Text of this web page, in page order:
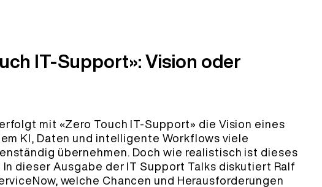
IT-Support»: Vision oder
mit «Zero Touch IT-Support» die Vision eines
KI, Daten und intelligente Workflows viele
übernehmen. Doch wie realistisch ist dieses
dieser Ausgabe der IT Support Talks diskutiert Ralf
welche Chancen und Herausforderungen